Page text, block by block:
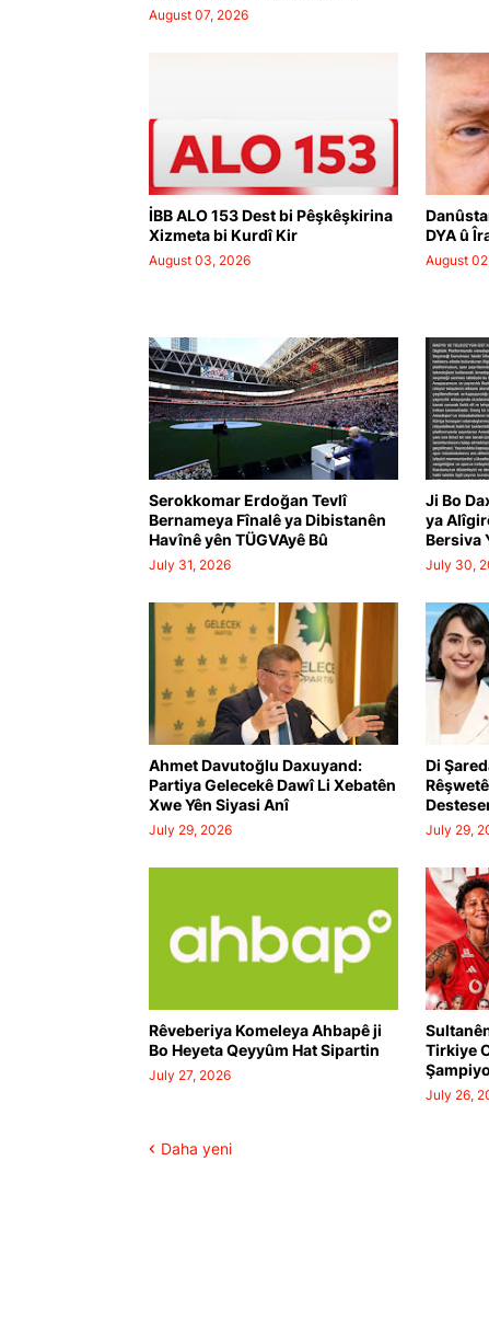
August 07, 2026
İBB ALO 153 Dest bi Pêşkêşkirina
Xizmeta bi Kurdî Kir
August 03, 2026
DYA û
August
Serokkomar Erdoğan Tevlî
Bernameya Fînalê ya Dibistanên
Havînê yên TÜGVAyê Bû
July 31, 2026
Ji Bo
ya
Bersiva
July 30,
Ahmet Davutoğlu Daxuyand:
Partiya Gelecekê Dawî Li Xebatên
Xwe Yên Siyasi Anî
July 29, 2026
Di
July 29,
Rêveberiya Komeleya Ahbapê ji
Bo Heyeta Qeyyûm Hat Sipartin
July 27, 2026
Tirkiye
July 26,
Daha yeni
TURKIYE,